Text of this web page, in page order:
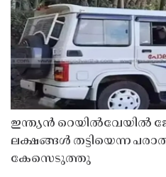
ഇന്ത്യൻ റെയിൽവേയിൽ
ലക്ഷങ്ങൾ തട്ടിയെന്ന
കേസെടുത്തു